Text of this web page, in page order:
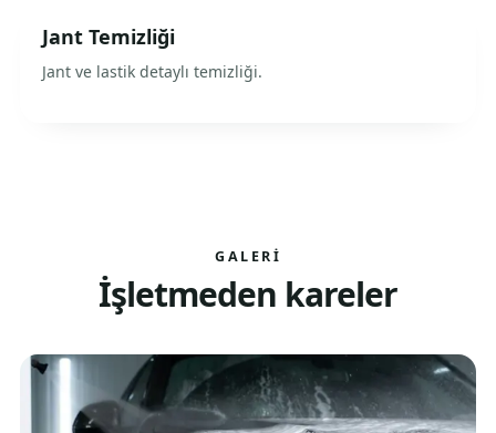
Jant Temizliği
Jant ve lastik detaylı temizliği.
GALERI
İşletmeden kareler